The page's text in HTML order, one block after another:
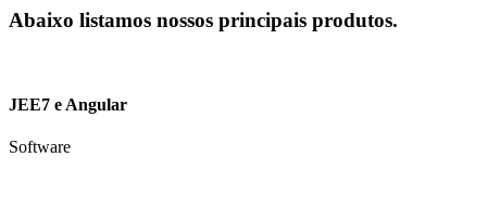
Abaixo listamos nossos principais produtos.
JEE7 e Angular
Software